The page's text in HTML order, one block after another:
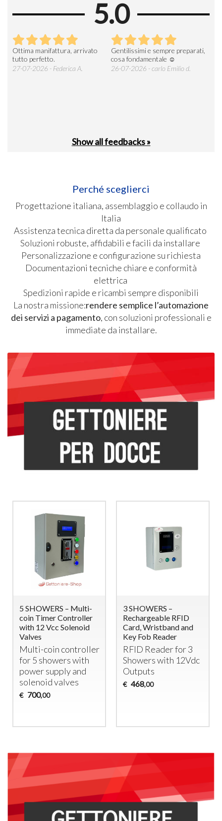
5.0
Ottima manifattura, arrivato
tutto perfetto.
27-07-2026 - Federica A.
Gentilissimi e sempre preparati,
cosa fondamentale ☺️
26-07-2026 - carlo Emilio d.
Show all feedbacks »
Perché sceglierci
Progettazione italiana, assemblaggio e collaudo in
Italia
Assistenza tecnica diretta da personale qualificato
Soluzioni robuste, affidabili e facili da installare
Personalizzazione e configurazione su richiesta
Documentazioni tecniche chiare e conformità
elettrica
Spedizioni rapide e ricambi sempre disponibili
La nostra missione:rendere semplice l’automazione
dei servizi a pagamento, con soluzioni professionali e
immediate da installare.
– Multi-
Timer Controller
Vcc Solenoid
coin controller
showers with
supply and
valves
3 SHOWERS –
Rechargeable RFID
Card, Wristband and
Key Fob Reader
RFID
Reader for 3
Showers with 12Vdc
with